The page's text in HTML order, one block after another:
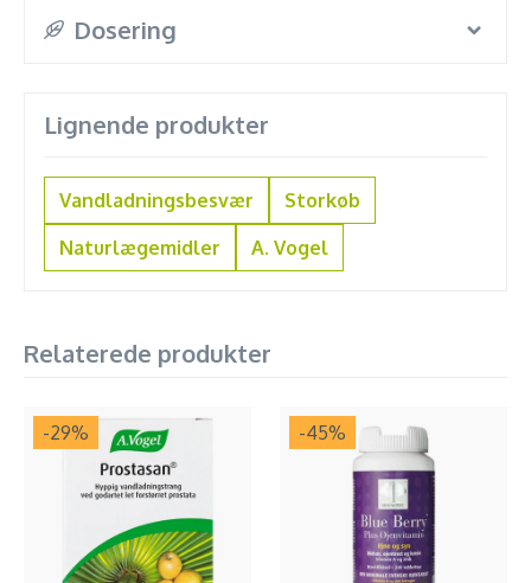
Dosering
Lignende produkter
Vandladningsbesvær
Storkøb
Naturlægemidler
A. Vogel
Relaterede produkter
-29% -45%